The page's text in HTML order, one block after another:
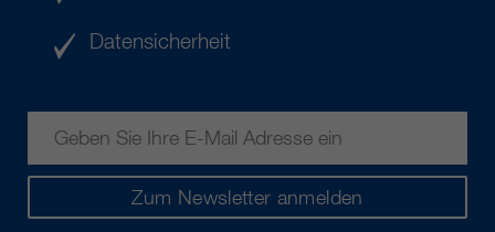
Zum Newsletter anmelden
Datensicherheit